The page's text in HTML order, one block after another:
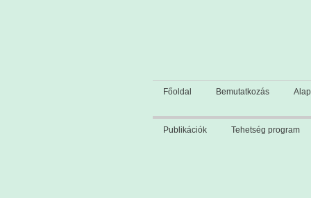
Főoldal Bemutatkozás
Publikációk Tehetség program